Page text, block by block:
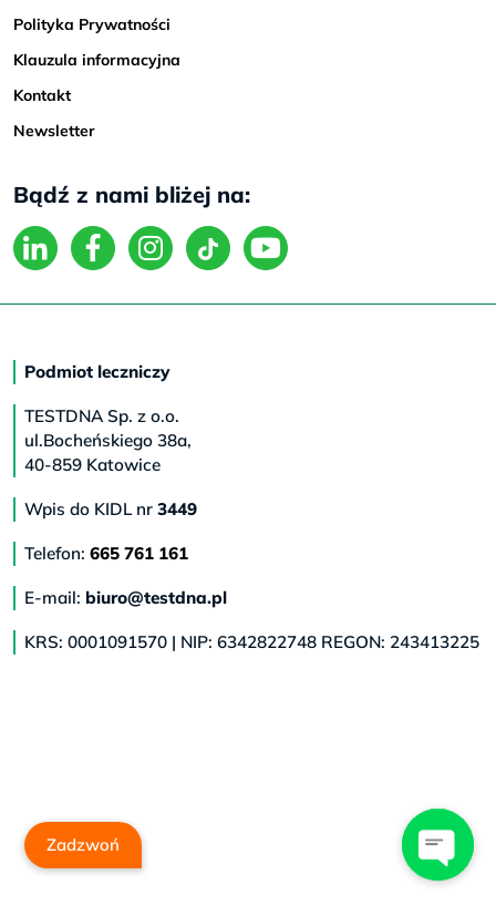
Polityka Prywatności
Klauzula informacyjna
Kontakt
Newsletter
Bądź z nami bliżej na:
Podmiot leczniczy
TESTDNA Sp. z o.o.
ul.Bocheńskiego 38a,
40-859 Katowice
Wpis do KIDL nr 3449
Telefon: 665 761 161
E-mail: biuro@testdna.pl
KRS: 0001091570 | NIP: 6342822748 REGON: 243413225
Zadzwoń